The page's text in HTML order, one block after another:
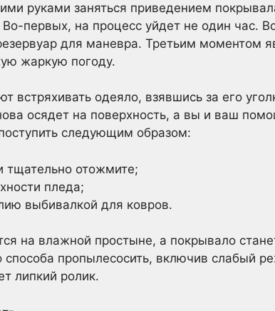
руками заняться приведением
первых, на процесс уйдет не один час.
для маневра. Третьим моментом
жаркую погоду.
встряхивать одеяло, взявшись за его
осядет на поверхность, а вы и ваш
следующим образом:
тщательно отожмите;
пледа;
выбивалкой для ковров.
на влажной простыне, а покрывало
способа пропылесосить, включив слабый
липкий ролик.